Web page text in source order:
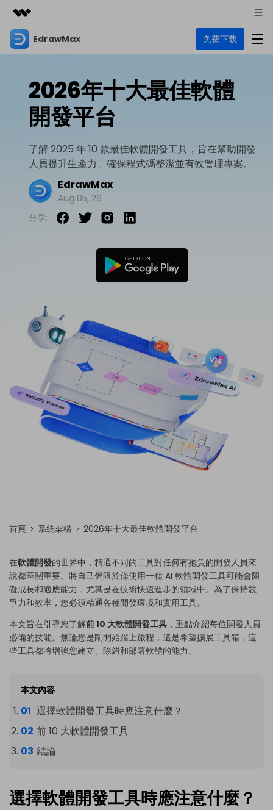
精選產品
實用工具
解決方案
關於我們
新聞中心
EdrawMax 免费下载
EdrawMax
EdrawProj
專業的甘特圖工具
圖表
商業用途
流程圖
技術用途
UML
設計用途
資源範本
EdrawMax 社區
EdrawMax 教程 > EdrawMind 教程 >
商業
搜索
2026年十大最佳軟體
開發平台
了解 2025 年 10 款最佳軟體開發工具，旨在幫助開發
人員提升生產力、確保程式碼整潔並有效管理專案。
EdrawMax
Aug 05, 26
分享:
首頁 系統架構 2026年十大最佳軟體開發平台
在軟體開發的世界中，精通不同的工具對任何有抱負的開發人員來
說都至關重要。將自己侷限於僅使用一種 AI 軟體開發工具可能會阻
礙成長和適應能力，尤其是在技術快速進步的領域中。為了保持競
爭力和效率，您必須精通各種開發環境和實用工具。
本文旨在引導您了解前 10 大軟體開發工具 ，重點介紹每位開發人員
必備的技能。無論您是剛開始踏上旅程，還是希望擴展工具箱，這
些工具都將增強您建立、除錯和部署軟體的能力。
本文內容
選擇軟體開發工具時應注意什麼？
前 10 大軟體開發工具
結論
選擇軟體開發工具時應注意什麼？